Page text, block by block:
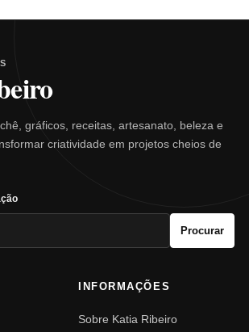
gráficos, receitas, artesanato, beleza e
criatividade em projetos cheios de
Procurar
INFORMAÇÕES
Sobre Katia Ribeiro